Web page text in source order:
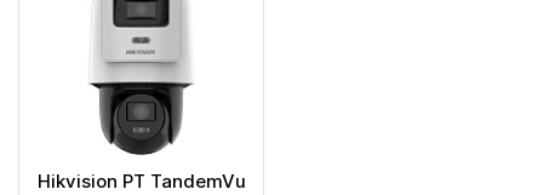
Hikvision PT TandemVu